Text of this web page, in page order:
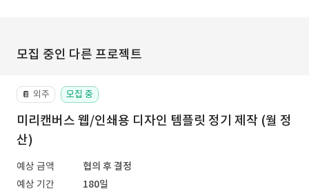
모집 중인 다른 프로젝트
📔 외주 모집 중
미리캔버스 웹/인쇄용 디자인 템플릿 정기 제작 (월 정
산)
예상 금액
협의 후 결정
예상 기간
180일